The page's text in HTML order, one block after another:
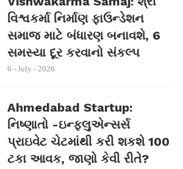
વિશ્વકર્મા નિર્માણ ફાઉન્ડેશન
સમાજ માટે બંધારણ બનાવશે, 6
સમસ્યા દૂર કરવાનો સંકલ્પ
6 - July - 2026
Ahmedabad Startup:
નિષ્ણાતો -ઇન્ફ્લુએન્સર્સ
પ્રાઇવેટ ચેટમાંથી કરી શકશે 100
ટકા આવક, જાણો કેવી રીતે?